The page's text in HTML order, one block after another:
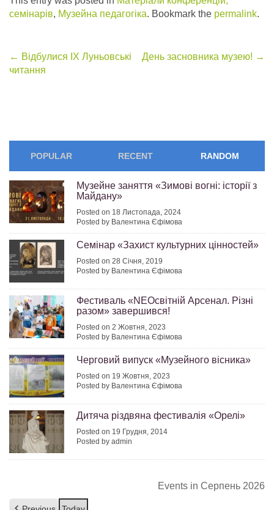
семінарів, Музейна педагогіка. Bookmark the permalink.
Post
← Відбулися ІХ Луньовські
читання
День засновника музею! →
POPULAR RECENT RANDOM
Музейне заняття «Зимові вогні: історії з
Майдану»
Posted on 18 Листопада, 2024
Posted by Валентина Єфімова
Семінар «Захист культурних цінностей»
Posted on 28 Січня, 2019
Posted by Валентина Єфімова
Фестиваль «NEOсвітній Арсенал. Різні
разом» завершився!
Posted on 2 Жовтня, 2023
Posted by Валентина Єфімова
Черговий випуск «Музейного вісника»
Posted on 19 Жовтня, 2023
Posted by Валентина Єфімова
Дитяча різдвяна фестивалія «Орелі»
Posted on 19 Грудня, 2014
Posted by admin
Events in Серпень 2026